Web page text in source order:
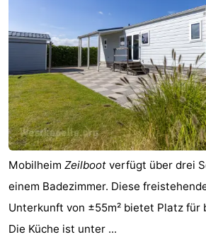
Mobilheim Zeilboot verfügt über drei
einem Badezimmer. Diese
Unterkunft von ±55m² bietet Platz für
Die Küche ist unter ...